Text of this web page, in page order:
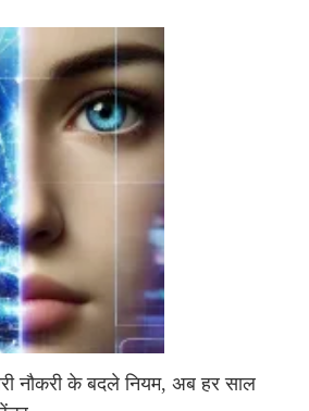
नौकरी के बदले नियम, अब हर साल